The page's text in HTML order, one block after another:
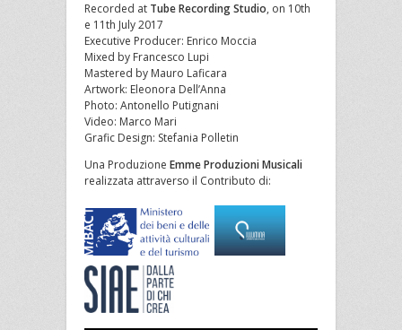
Recorded at Tube Recording Studio, on 10th
e 11th July 2017
Executive Producer: Enrico Moccia
Mixed by Francesco Lupi
Mastered by Mauro Laficara
Artwork: Eleonora Dell’Anna
Photo: Antonello Putignani
Video: Marco Mari
Grafic Design: Stefania Polletin
Una Produzione Emme Produzioni Musicali
realizzata attraverso il Contributo di: